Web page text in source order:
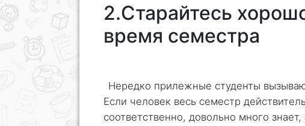
2.Старайтесь
время семестра
Нередко прилежные студенты
Если человек весь семестр
соответственно, довольно много